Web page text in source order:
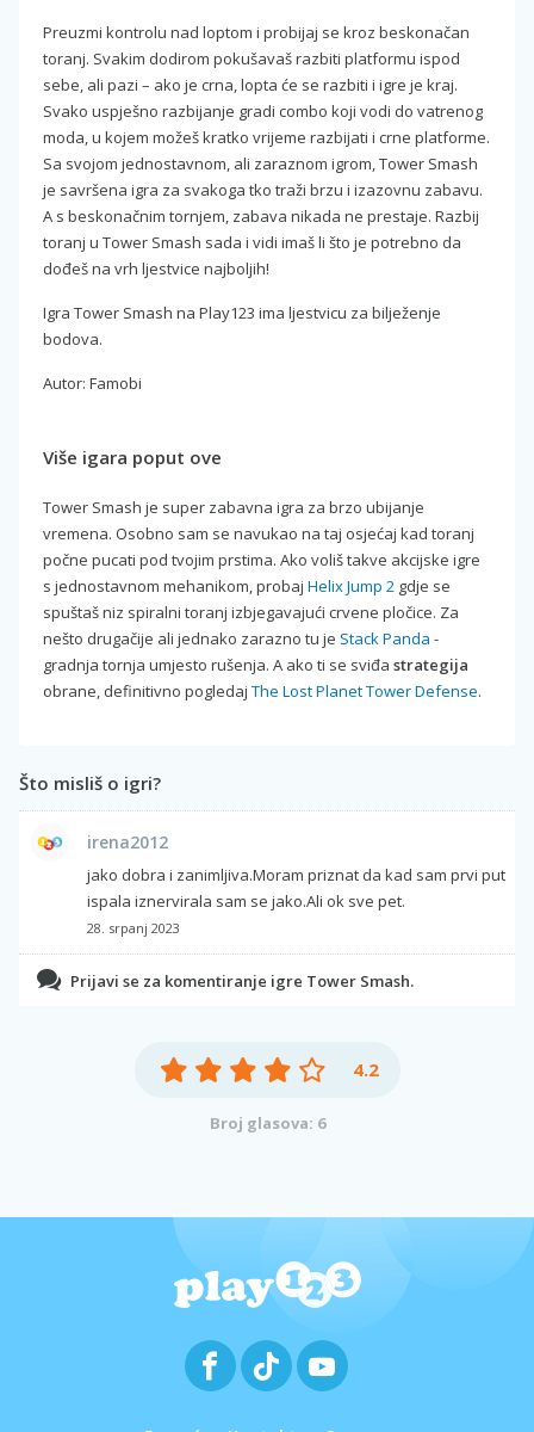
Preuzmi kontrolu nad loptom i probijaj se kroz beskonačan
toranj. Svakim dodirom pokušavaš razbiti platformu ispod
sebe, ali pazi – ako je crna, lopta će se razbiti i igre je kraj.
Svako uspješno razbijanje gradi combo koji vodi do vatrenog
moda, u kojem možeš kratko vrijeme razbijati i crne platforme.
Sa svojom jednostavnom, ali zaraznom igrom, Tower Smash
je savršena igra za svakoga tko traži brzu i izazovnu zabavu.
A s beskonačnim tornjem, zabava nikada ne prestaje. Razbij
toranj u Tower Smash sada i vidi imaš li što je potrebno da
dođeš na vrh ljestvice najboljih!
Igra Tower Smash na Play123 ima ljestvicu za bilježenje
bodova.
Autor: Famobi
Više igara poput ove
Tower Smash je super zabavna igra za brzo ubijanje
vremena. Osobno sam se navukao na taj osjećaj kad toranj
počne pucati pod tvojim prstima. Ako voliš takve akcijske igre
s jednostavnom mehanikom, probaj Helix Jump 2 gdje se
spuštaš niz spiralni toranj izbjegavajući crvene pločice. Za
nešto drugačije ali jednako zarazno tu je Stack Panda -
gradnja tornja umjesto rušenja. A ako ti se sviđa strategija
obrane, definitivno pogledaj The Lost Planet Tower Defense.
Što misliš o igri?
irena2012
jako dobra i zanimljiva.Moram priznat da kad sam prvi put
ispala iznervirala sam se jako.Ali ok sve pet.
28. srpanj 2023
Prijavi se za komentiranje igre Tower Smash.
4.2
Broj glasova: 6